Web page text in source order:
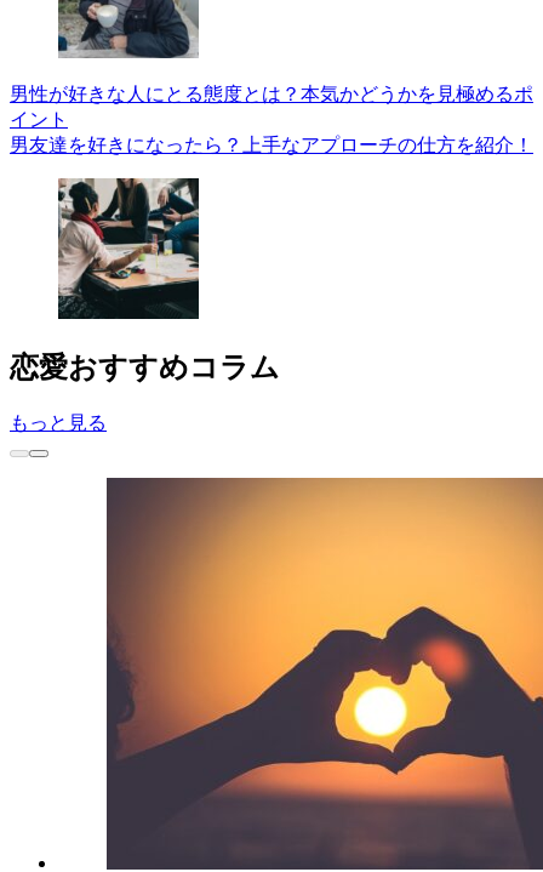
男性が好きな人にとる態度とは？本気かどうかを見極めるポ
イント
男友達を好きになったら？上手なアプローチの仕方を紹介！
恋愛おすすめコラム
もっと見る